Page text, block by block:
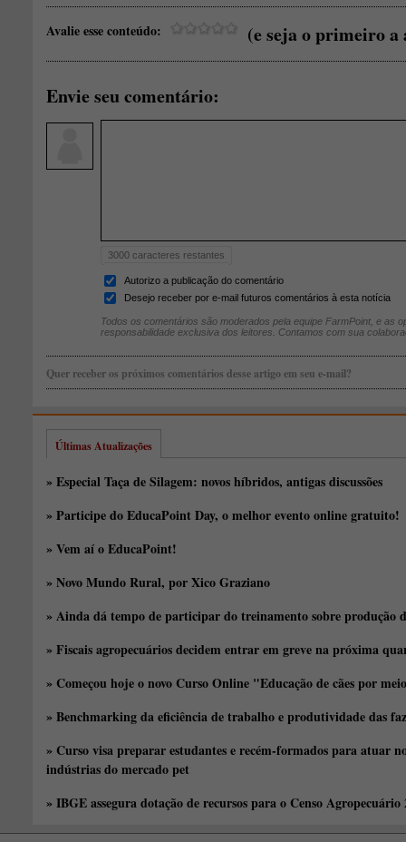
Avalie esse conteúdo: (e seja o primeiro
Envie seu comentário:
3000 caracteres restantes
Autorizo a publicação do comentário
Desejo receber por e-mail futuros comentários à esta notícia
Todos os comentários são moderados pela equipe FarmPoint, e as
responsabilidade exclusiva dos leitores. Contamos com sua
Quer receber os próximos comentários desse artigo em seu e-mail?
Últimas Atualizações
» Especial Taça de Silagem: novos híbridos, antigas discussões
» Participe do EducaPoint Day, o melhor evento online gratuito!
» Vem aí o EducaPoint!
» Novo Mundo Rural, por Xico Graziano
» Ainda dá tempo de participar do treinamento sobre produção
» Fiscais agropecuários decidem entrar em greve na próxima
» Começou hoje o novo Curso Online "Educação de cães por
» Benchmarking da eficiência de trabalho e produtividade das
» Curso visa preparar estudantes e recém-formados para atuar
indústrias do mercado pet
» IBGE assegura dotação de recursos para o Censo Agropecuário